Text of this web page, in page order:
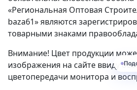
«Региональная Оптовая
baza61» являются
товарными знаками
Внимание! Цвет продукции
изображения на сайте ввиду
цветопередачи монитора и